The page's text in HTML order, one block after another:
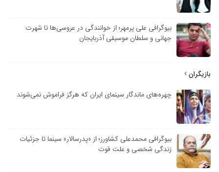
بیوگرافی علی پرمهر؛ از خوانندگی در عروسی‌ها تا شهرت
جهانی و سلطان موسیقی آذربایجان
بازیگران
چهره‌های ماندگار سینمای ایران که هرگز فراموش نمی‌شوند
بیوگرافی محمدعلی کشاورز؛ از «پدرسالار» سینما تا جزئیات
زندگی شخصی و علت فوت